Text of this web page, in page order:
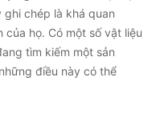
ghi chép là khá quan
họ. Có một số vật liệu
tìm kiếm một sản
điều này có thể